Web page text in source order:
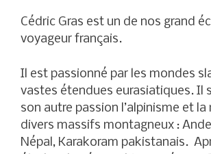
Cédric Gras est un de nos grand
voyageur français.
Il est passionné par les mondes
vastes étendues eurasiatiques. Il
son autre passion l’alpinisme et la
divers massifs montagneux :
Népal, Karakoram pakistanais.